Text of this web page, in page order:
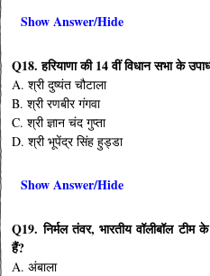
Show Answer/Hide
Q18. हरियाणा की 14 वीं विधान सभा के
A. श्री दुष्यंत चौटाला
B. श्री रणबीर गंगवा
C. श्री ज्ञान चंद गुप्ता
D. श्री भूपेंद्र सिंह हुड्डा
Show Answer/Hide
Q19. निर्मल तंवर, भारतीय वॉलीबॉल टीम
हैं?
A. अंबाला